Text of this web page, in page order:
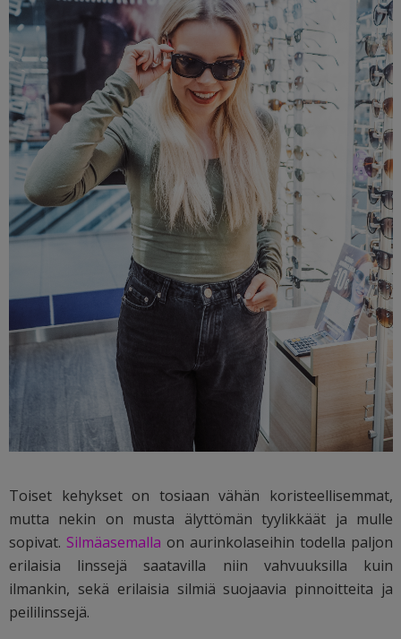
Toiset kehykset on tosiaan vähän koristeellisemmat,
mutta nekin on musta älyttömän tyylikkäät ja mulle
sopivat.Silmäasemalla on aurinkolaseihin todella paljon
erilaisia linssejä saatavilla niin vahvuuksilla kuin
ilmankin, sekä erilaisia silmiä suojaavia pinnoitteita ja
peililinssejä.